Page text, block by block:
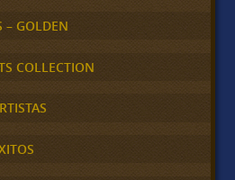
– GOLDEN
COLLECTION